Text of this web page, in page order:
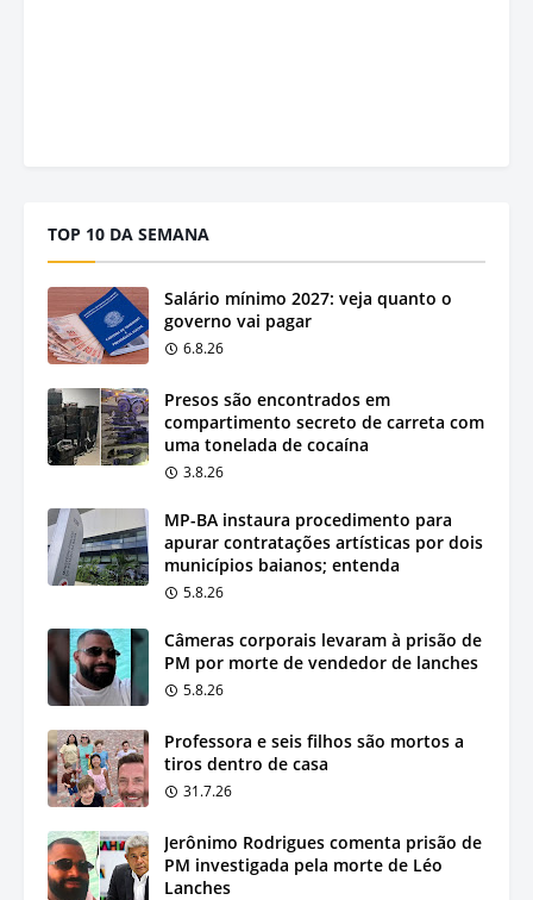
TOP 10 DA SEMANA
Salário mínimo 2027: veja quanto o
governo vai pagar
6.8.26
Presos são encontrados em
compartimento secreto de carreta com
uma tonelada de cocaína
3.8.26
MP-BA instaura procedimento para
apurar contratações artísticas por dois
municípios baianos; entenda
5.8.26
Câmeras corporais levaram à prisão de
PM por morte de vendedor de lanches
5.8.26
Professora e seis filhos são mortos a
tiros dentro de casa
31.7.26
Jerônimo Rodrigues comenta prisão de
PM investigada pela morte de Léo
Lanches